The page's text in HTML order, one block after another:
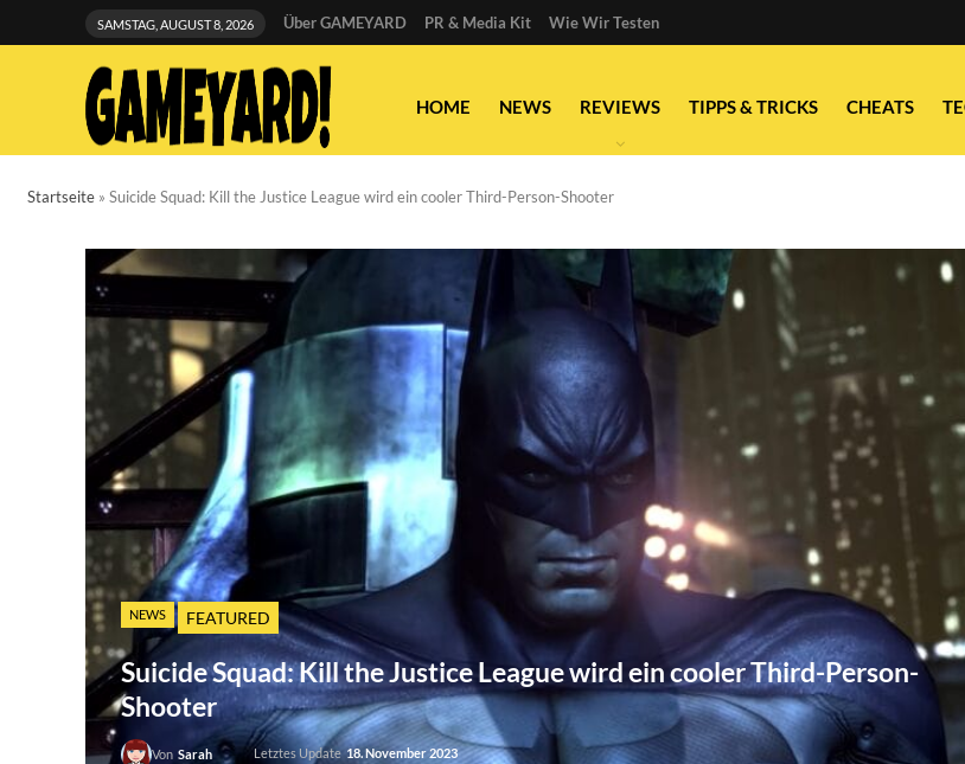
SAMSTAG, AUGUST 8, 2026 Über GAMEYARD PR & Media Kit Wie Wir Testen
HOME NEWS REVIEWS TIPPS & TRICKS CHEATS
Startseite » Suicide Squad: Kill the Justice League wird ein cooler Third-Person-Shooter
NEWS FEATURED
Suicide Squad: Kill the Justice League wird ein cooler Third-Person-
Shooter
Von Sarah Letztes Update18. November 2023